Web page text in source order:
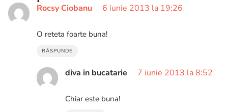
Rocsy Ciobanu 6 iunie 2013 la 19:26
O reteta foarte buna!
RĂSPUNDE
diva in bucatarie 7 iunie 2013 la 8:52
Chiar este buna!